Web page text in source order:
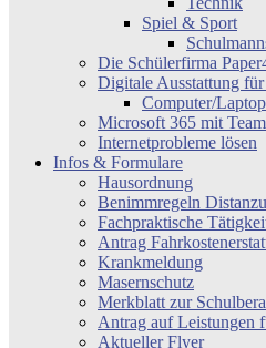
Spiel & Sport
Die Schülerfirma
Digitale Ausstattung
Computer/
Microsoft 365 mit
Internetprobleme lösen
Infos & Formulare
Hausordnung
Benimmregeln
Fachpraktische
Antrag
Krankmeldung
Masernschutz
Merkblatt zur
Antrag auf Leistungen
Aktueller Flyer